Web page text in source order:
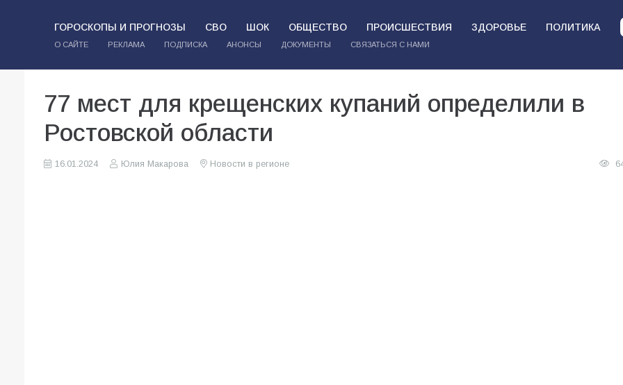
ГОРОСКОПЫ И ПРОГНОЗЫ СВО ШОК ОБЩЕСТВО ПРОИСШЕСТВИЯ ЗДОРОВЬЕ ПОЛИТИКА
О САЙТЕ РЕКЛАМА ПОДПИСКА АНОНСЫ ДОКУМЕНТЫ СВЯЗАТЬСЯ С НАМИ
77 мест для крещенских купаний определили в
Ростовской области
16.01.2024 Юлия Макарова Новости в регионе